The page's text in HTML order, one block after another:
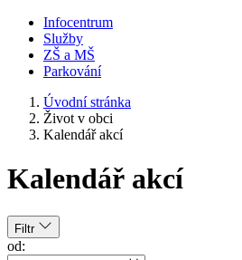
Infocentrum
Služby
ZŠ a MŠ
Parkování
Úvodní stránka
Život v obci
Kalendář akcí
Kalendář akcí
Filtr
od: